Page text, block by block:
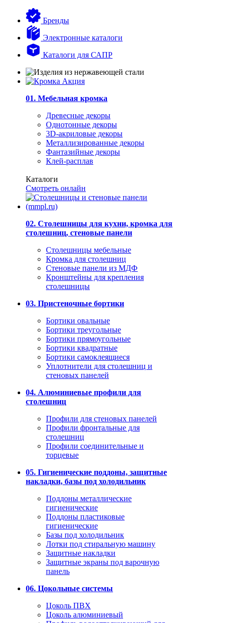
Бренды
Электронные каталоги
Каталоги для САПР
01. Мебельная кромка
Древесные декоры
Однотонные декоры
3D-акриловые декоры
Металлизированные декоры
Фантазийные декоры
Клей-расплав
Каталоги
Смотреть онлайн
02. Столешницы для кухни, кромка для
столешниц, стеновые панели
Столешницы мебельные
Кромка для столешниц
Стеновые панели из МДФ
Кронштейны для крепления
столешницы
03. Пристеночные бортики
Бортики овальные
Бортики треугольные
Бортики прямоугольные
Бортики квадратные
Бортики самоклеящиеся
Уплотнители для столешниц и
стеновых панелей
04. Алюминиевые профили для
столешниц
Профили для стеновых панелей
Профили фронтальные для
столешниц
Профили соединительные и
торцевые
05. Гигиенические поддоны, защитные
накладки, базы под холодильник
Поддоны металлические
гигиенические
Поддоны пластиковые
гигиенические
Базы под холодильник
Лотки под стиральную машину
Защитные накладки
Защитные экраны под варочную
панель
06. Цокольные системы
Цоколь ПВХ
Цоколь алюминиевый